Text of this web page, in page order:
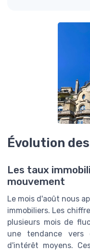
Évolution
Les taux
mouvement
Le mois d'août nous
immobiliers. Les
plusieurs mois de
une tendance vers
d'intérêt moyens.